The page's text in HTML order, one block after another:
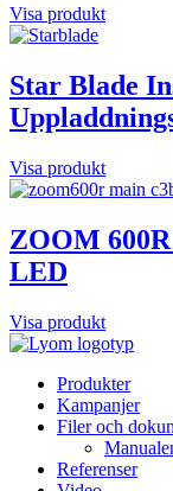
Visa produkt
Star Blade
Visa produkt
ZOOM
LED
Visa produkt
Produkter
Kampanjer
Filer och
Referenser